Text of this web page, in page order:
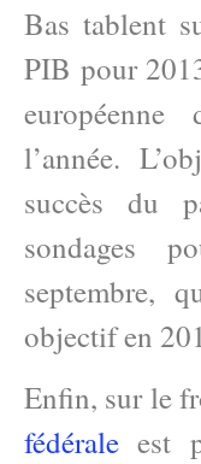
Bas tablent
PIB pour
l’année.
succès du
sondages
septembre,
objectif en
Enfin, sur le
fédérale est